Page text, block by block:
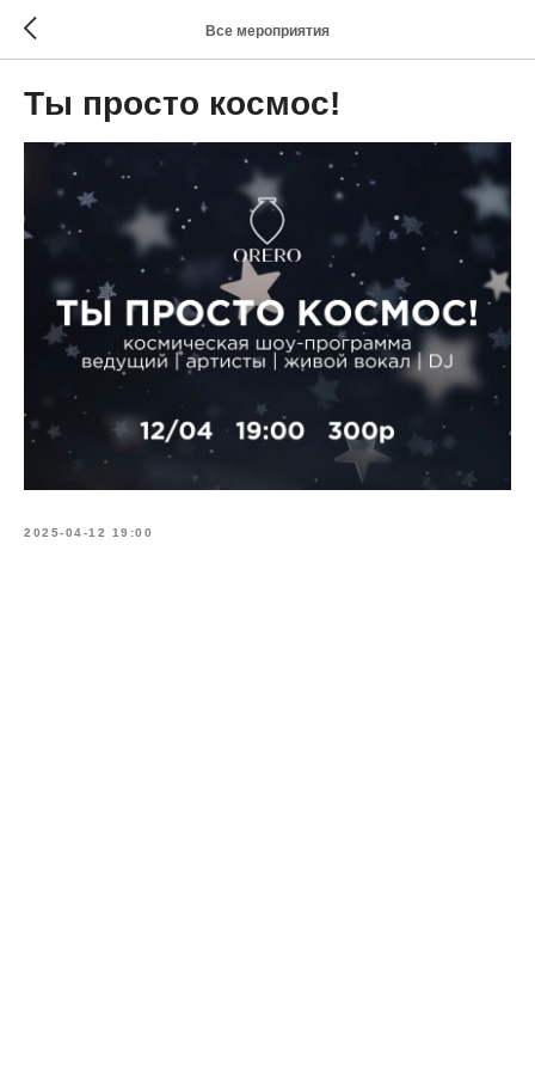
Все мероприятия
Ты просто космос!
2025-04-12 19:00